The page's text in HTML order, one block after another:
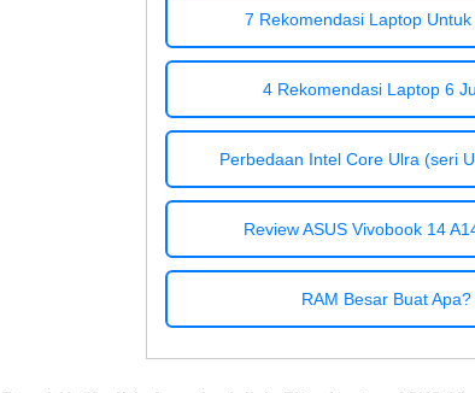
7 Rekomendasi Laptop Untuk
4 Rekomendasi Laptop 6
Perbedaan Intel Core Ulra (seri
Review ASUS Vivobook 14
RAM Besar Buat Apa?